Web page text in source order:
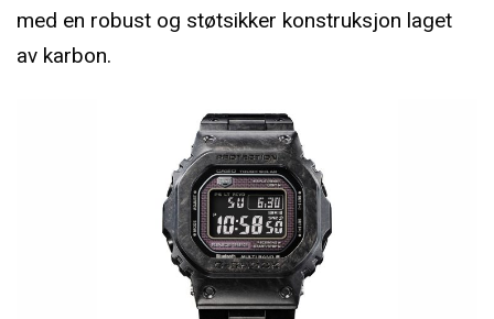
med en robust og støtsikker konstruksjon laget
av karbon.